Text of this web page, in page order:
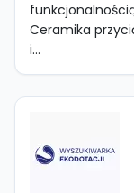
Ceramika
i...